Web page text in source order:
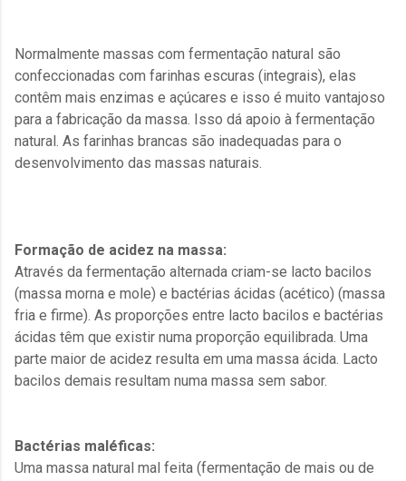
Normalmente massas com fermentação natural são
confeccionadas com farinhas escuras (integrais), elas
contêm mais enzimas e açúcares e isso é muito vantajoso
para a fabricação da massa. Isso dá apoio à fermentação
natural. As farinhas brancas são inadequadas para o
desenvolvimento das massas naturais.
Formação de acidez na massa:
Através da fermentação alternada criam-se lacto bacilos
(massa morna e mole) e bactérias ácidas (acético) (massa
fria e firme). As proporções entre lacto bacilos e bactérias
ácidas têm que existir numa proporção equilibrada. Uma
parte maior de acidez resulta em uma massa ácida. Lacto
bacilos demais resultam numa massa sem sabor.
Bactérias maléficas:
Uma massa natural mal feita (fermentação de mais ou de